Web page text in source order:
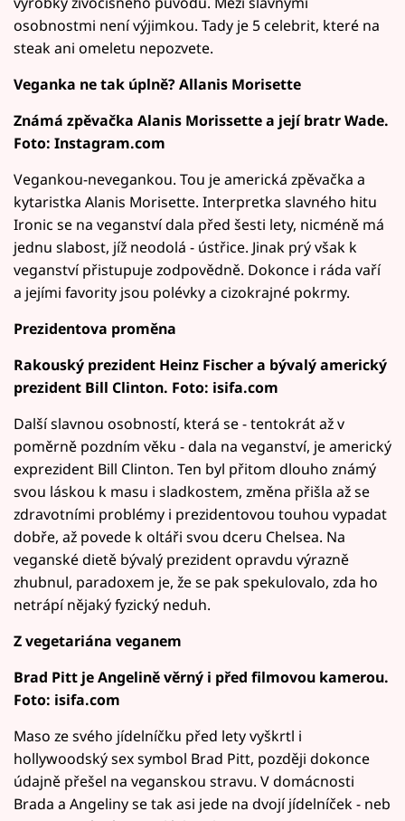
osobnostmi není výjimkou. Tady je 5 celebrit, které na
steak ani omeletu nepozvete.
Veganka ne tak úplně? Allanis Morisette
Známá zpěvačka Alanis Morissette a její bratr Wade.
Foto: Instagram.com
Vegankou-nevegankou. Tou je americká zpěvačka a
kytaristka Alanis Morisette. Interpretka slavného hitu
Ironic se na veganství dala před šesti lety, nicméně má
jednu slabost, jíž neodolá - ústřice. Jinak prý však k
veganství přistupuje zodpovědně. Dokonce i ráda vaří
a jejími favority jsou polévky a cizokrajné pokrmy.
Prezidentova proměna
Rakouský prezident Heinz Fischer a bývalý americký
prezident Bill Clinton. Foto: isifa.com
Další slavnou osobností, která se - tentokrát až v
poměrně pozdním věku - dala na veganství, je americký
exprezident Bill Clinton. Ten byl přitom dlouho známý
svou láskou k masu i sladkostem, změna přišla až se
zdravotními problémy i prezidentovou touhou vypadat
dobře, až povede k oltáři svou dceru Chelsea. Na
veganské dietě bývalý prezident opravdu výrazně
zhubnul, paradoxem je, že se pak spekulovalo, zda ho
netrápí nějaký fyzický neduh.
Z vegetariána veganem
Brad Pitt je Angelině věrný i před filmovou kamerou.
Foto: isifa.com
Maso ze svého jídelníčku před lety vyškrtl i
hollywoodský sex symbol Brad Pitt, později dokonce
údajně přešel na veganskou stravu. V domácnosti
Brada a Angeliny se tak asi jede na dvojí jídelníček - neb